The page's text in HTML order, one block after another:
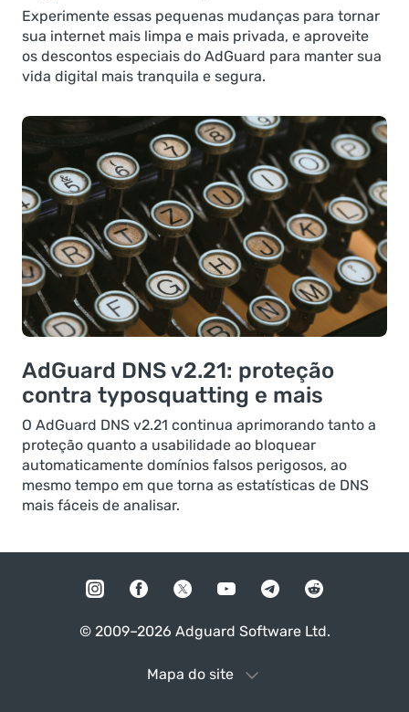
Experimente essas pequenas mudanças para tornar
sua internet mais limpa e mais privada, e aproveite
os descontos especiais do AdGuard para manter sua
vida digital mais tranquila e segura.
AdGuard DNS v2.21: proteção
contra typosquatting e mais
O AdGuard DNS v2.21 continua aprimorando tanto a
proteção quanto a usabilidade ao bloquear
automaticamente domínios falsos perigosos, ao
mesmo tempo em que torna as estatísticas de DNS
mais fáceis de analisar.
© 2009–2026 Adguard Software Ltd.
Mapa do site